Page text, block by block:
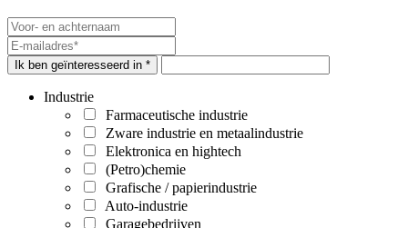
Ik ben geïnteresseerd in *
Industrie
Farmaceutische industrie
Zware industrie en metaalindustrie
Elektronica en hightech
(Petro)chemie
Grafische / papierindustrie
Auto-industrie
Garagebedrijven